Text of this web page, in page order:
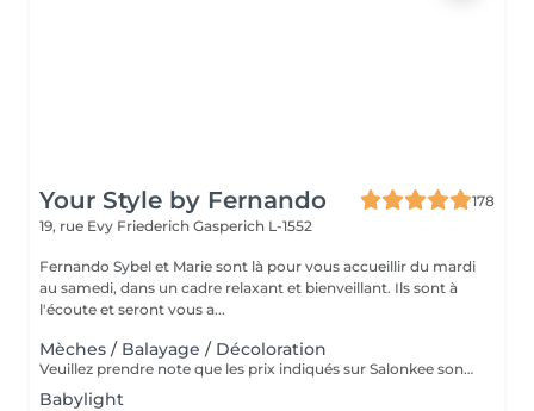
Your Style by Fernando
178
19, rue Evy Friederich Gasperich L-1552
Fernando Sybel et Marie sont là pour vous accueillir du mardi
au samedi, dans un cadre relaxant et bienveillant. Ils sont à
l'écoute et seront vous a...
Mèches / Balayage / Décoloration
Veuillez prendre note que les prix indiqués sur Salonkee sont communiqués à titre informatif et s'entendent de base. Ces derniers sont susceptibles de varier selon le diagnostic réalisé à votre arrivée au salon et l'expertise du professionnel à qui vous confiez votre beauté. Dans tous les cas, un devis précis vous sera proposé et toutes réalisations de prestations seront effectuées avec votre accord. Un grand merci d'avance pour votre compréhension. Au plaisir de vous revoir très vite.
Babylight